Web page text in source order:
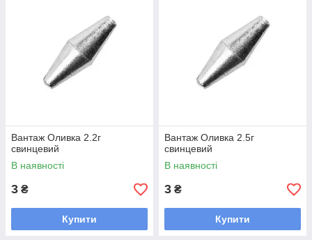
Вантаж Оливка 2.2г
свинцевий
В наявності
3 ₴
Купити
Вантаж Оливка 2.5г
свинцевий
В наявності
3 ₴
Купити